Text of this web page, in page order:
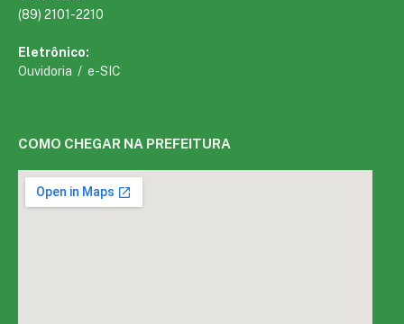
(89) 2101-2210
Eletrônico:
Ouvidoria / e-SIC
COMO CHEGAR NA PREFEITURA